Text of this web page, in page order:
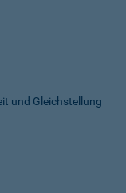
und Gleichstellung